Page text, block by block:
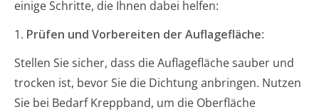
einige Schritte, die Ihnen dabei helfen:
1. Prüfen und Vorbereiten der Auflagefläche:
Stellen Sie sicher, dass die Auflagefläche sauber und
trocken ist, bevor Sie die Dichtung anbringen. Nutzen
Sie bei Bedarf Kreppband, um die Oberfläche